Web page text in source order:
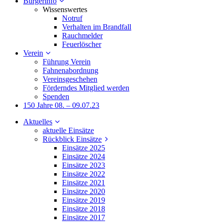
Wissenswertes
Notruf
Verhalten im Brandfall
Rauchmelder
Feuerlöscher
Verein
Führung Verein
Fahnenabordnung
Vereinsgeschehen
Förderndes Mitglied werden
Spenden
150 Jahre 08. – 09.07.23
Aktuelles
aktuelle Einsätze
Rückblick Einsätze
Einsätze 2025
Einsätze 2024
Einsätze 2023
Einsätze 2022
Einsätze 2021
Einsätze 2020
Einsätze 2019
Einsätze 2018
Einsätze 2017